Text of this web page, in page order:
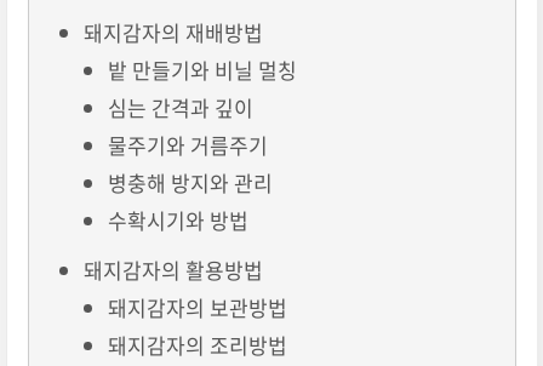
돼지감자의 재배방법
밭 만들기와 비닐 멀칭
심는 간격과 깊이
물주기와 거름주기
병충해 방지와 관리
수확시기와 방법
돼지감자의 활용방법
돼지감자의 보관방법
돼지감자의 조리방법